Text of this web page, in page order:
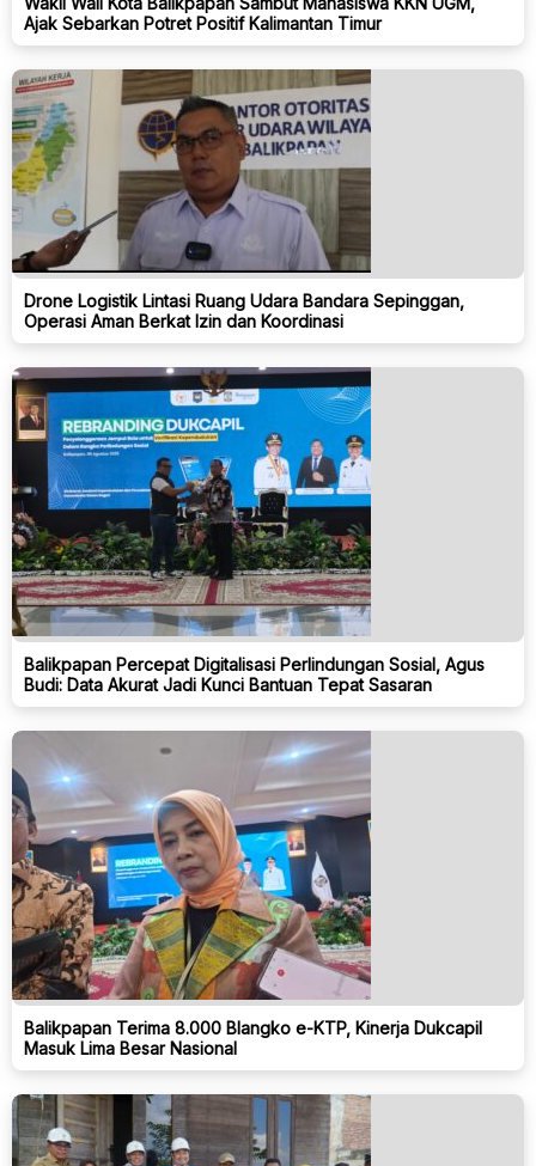
Ajak Sebarkan Potret Positif Kalimantan Timur
Drone Logistik Lintasi Ruang Udara Bandara Sepinggan,
Operasi Aman Berkat Izin dan Koordinasi
Balikpapan Percepat Digitalisasi Perlindungan Sosial, Agus
Budi: Data Akurat Jadi Kunci Bantuan Tepat Sasaran
Balikpapan Terima 8.000 Blangko e-KTP, Kinerja Dukcapil
Masuk Lima Besar Nasional